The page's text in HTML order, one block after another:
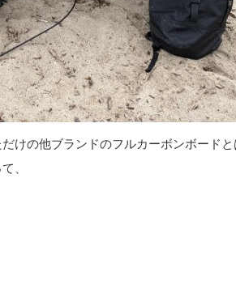
けの他ブランドのフルカーボンボード
、